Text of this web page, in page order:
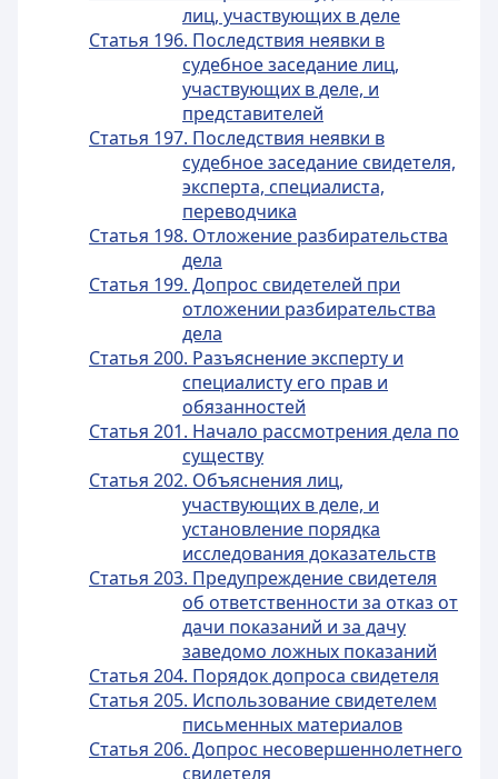
лиц, участвующих в деле
Статья 196. Последствия неявки в
судебное заседание лиц,
участвующих в деле, и
представителей
Статья 197. Последствия неявки в
судебное заседание свидетеля,
эксперта, специалиста,
переводчика
Статья 198. Отложение разбирательства
дела
Статья 199. Допрос свидетелей при
отложении разбирательства
дела
Статья 200. Разъяснение эксперту и
специалисту его прав и
обязанностей
Статья 201. Начало рассмотрения дела по
существу
Статья 202. Объяснения лиц,
участвующих в деле, и
установление порядка
исследования доказательств
Статья 203. Предупреждение свидетеля
об ответственности за отказ от
дачи показаний и за дачу
заведомо ложных показаний
Статья 204. Порядок допроса свидетеля
Статья 205. Использование свидетелем
письменных материалов
Статья 206. Допрос несовершеннолетнего
свидетеля